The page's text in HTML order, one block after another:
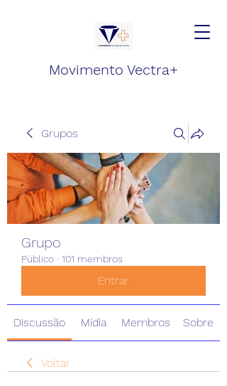
Movimento Vectra+
Grupos
Grupo
Público · 101 membros
Entrar
Discussão Mídia Membros Sobre
Voltar